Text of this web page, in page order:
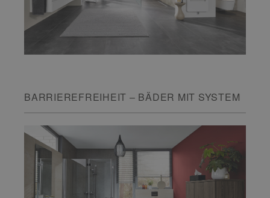
BARRIEREFREIHEIT – BÄDER MIT SYSTEM